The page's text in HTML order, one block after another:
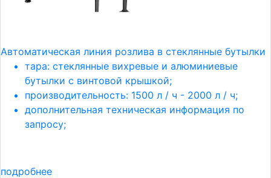
Автоматическая линия розлива в стеклянные бутылки
тара: стеклянные вихревые и алюминиевые
бутылки с винтовой крышкой;
производительность: 1500 л / ч - 2000 л / ч;
дополнительная техническая информация по
запросу;
подробнее